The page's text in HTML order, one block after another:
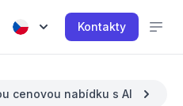
Kontakty
cenovou nabídku s AI